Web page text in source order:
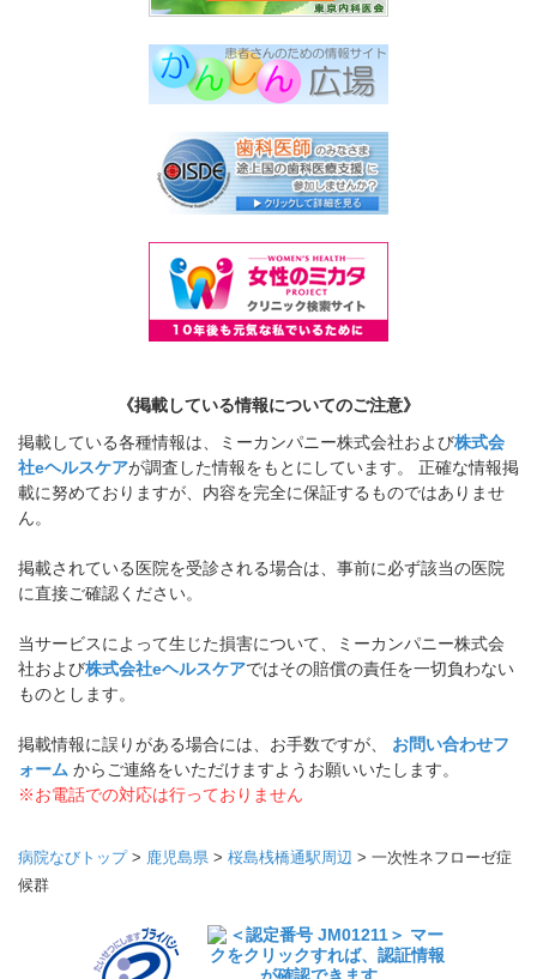
《掲載している情報についてのご注意》
掲載している各種情報は、ミーカンパニー株式会社および株式会
社eヘルスケアが調査した情報をもとにしています。 正確な情報掲
載に努めておりますが、内容を完全に保証するものではありませ
ん。
掲載されている医院を受診される場合は、事前に必ず該当の医院
に直接ご確認ください。
当サービスによって生じた損害について、ミーカンパニー株式会
社および株式会社eヘルスケアではその賠償の責任を一切負わない
ものとします。
掲載情報に誤りがある場合には、お手数ですが、 お問い合わせフ
ォーム からご連絡をいただけますようお願いいたします。
※お電話での対応は行っておりません
病院なびトップ> 鹿児島県 > 桜島桟橋通駅周辺 > 一次性ネフローゼ症
候群